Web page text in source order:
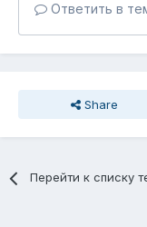
Ответить в
Share
Перейти к списку